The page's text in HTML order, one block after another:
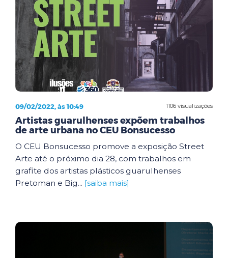
1106 visualizações
09/02/2022, às 10:49
Artistas guarulhenses expõem trabalhos
de arte urbana no CEU Bonsucesso
O CEU Bonsucesso promove a exposição Street
Arte até o próximo dia 28, com trabalhos em
grafite dos artistas plásticos guarulhenses
Pretoman e Big... [saiba mais]